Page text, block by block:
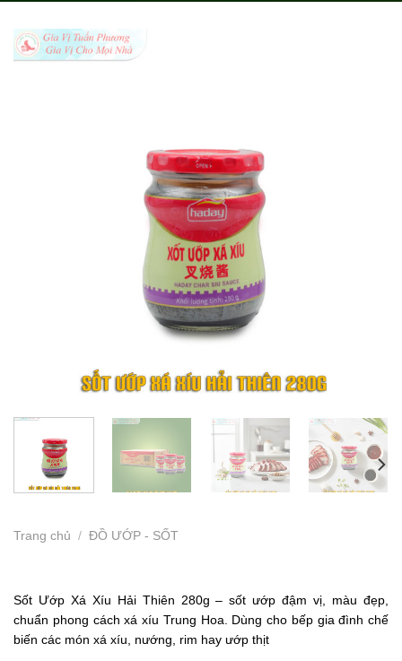
Trang chủ / ĐỒ ƯỚP - SỐT
Sốt Ướp Xá Xíu Hải Thiên 280g – sốt ướp đậm vị, màu đẹp,
chuẩn phong cách xá xíu Trung Hoa. Dùng cho bếp gia đình chế
biến các món xá xíu, nướng, rim hay ướp thịt